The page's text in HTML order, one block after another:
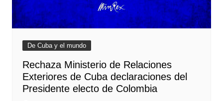
De Cuba y el mundo
Rechaza Ministerio de Relaciones
Exteriores de Cuba declaraciones del
Presidente electo de Colombia